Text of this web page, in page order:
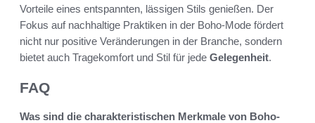
Vorteile eines entspannten, lässigen Stils genießen. Der
Fokus auf nachhaltige Praktiken in der Boho-Mode fördert
nicht nur positive Veränderungen in der Branche, sondern
bietet auch Tragekomfort und Stil für jede Gelegenheit.
FAQ
Was sind die charakteristischen Merkmale von Boho-